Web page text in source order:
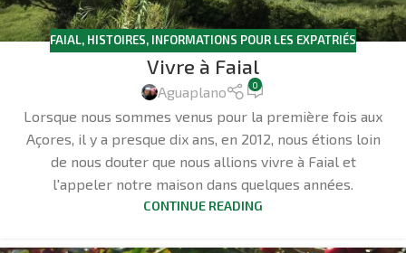
FAIAL, HISTOIRES, INFORMATIONS POUR LES EXPATRIÉS
Vivre à Faial
Aguaplano 0
Lorsque nous sommes venus pour la première fois aux
Açores, il y a presque dix ans, en 2012, nous étions loin
de nous douter que nous allions vivre à Faial et
l'appeler notre maison dans quelques années.
CONTINUE READING